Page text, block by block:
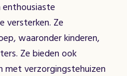
enthousiaste
versterken. Ze
waaronder kinderen,
Ze bieden ook
met verzorgingstehuizen